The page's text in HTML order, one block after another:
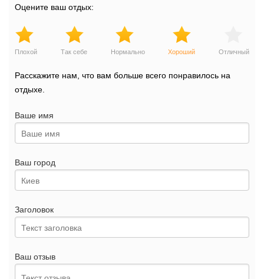
Оцените ваш отдых:
Плохой Так себе Нормально Хороший Отличный
Расскажите нам, что вам больше всего понравилось на
отдыхе.
Ваше имя
Ваш город
Заголовок
Ваш отзыв